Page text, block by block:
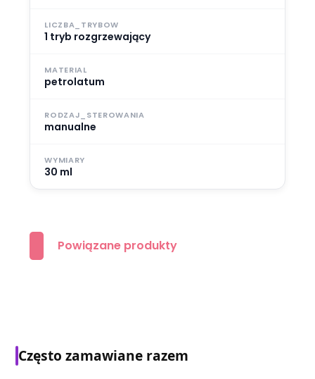
LICZBA_TRYBOW
1 tryb rozgrzewający
MATERIAL
petrolatum
RODZAJ_STEROWANIA
manualne
WYMIARY
30 ml
Powiązane produkty
Często zamawiane razem